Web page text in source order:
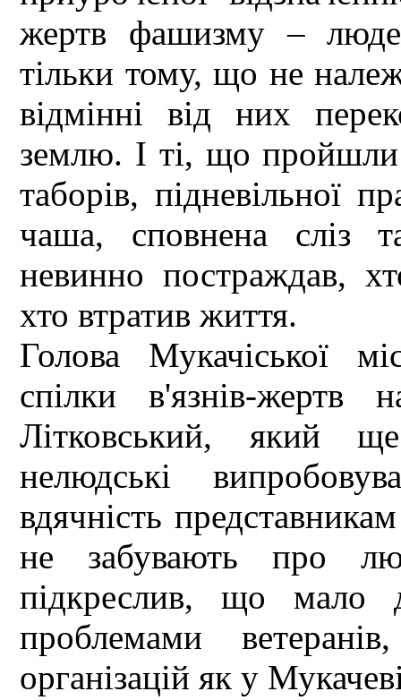
жертв фашизму –
тільки тому, що не
відмінні від них
землю. І ті, що пройшли
таборів, підневільної
чаша, сповнена сліз
невинно постраждав,
хто втратив життя.
Голова Мукачіської
спілки в'язнів-жертв
Літковський, який
нелюдські
вдячність
не забувають про
підкреслив, що мало
проблемами
організацій як у